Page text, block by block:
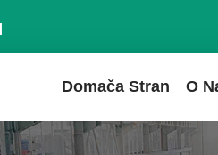
Domača Stran O